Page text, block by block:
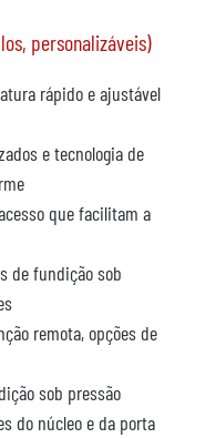
personalizáveis)
rápido e ajustável
e tecnologia de
que facilitam a
de fundição sob
remota, opções de
sob pressão
do núcleo e da porta